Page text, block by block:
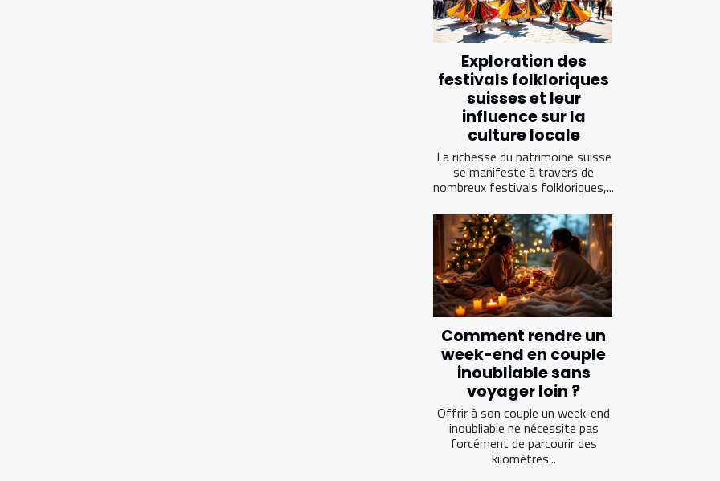
Exploration des
festivals folkloriques
suisses et leur
influence sur la
culture locale
La richesse du patrimoine suisse
se manifeste à travers de
nombreux festivals folkloriques,...
Comment rendre un
week-end en couple
inoubliable sans
voyager loin ?
Offrir à son couple un week-end
inoubliable ne nécessite pas
forcément de parcourir des
kilomètres...